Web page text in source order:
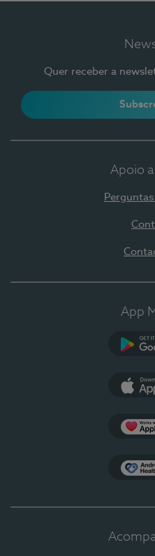
Quer receber a
Apoio
App